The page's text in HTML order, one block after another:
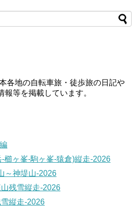
各地の自転車旅・徒歩旅の日記や
等を掲載しています。
櫛ヶ峯-駒ヶ峯-猿倉)縦走-2026
～神堤山-2026
残雪縦走-2026
縦走-2026